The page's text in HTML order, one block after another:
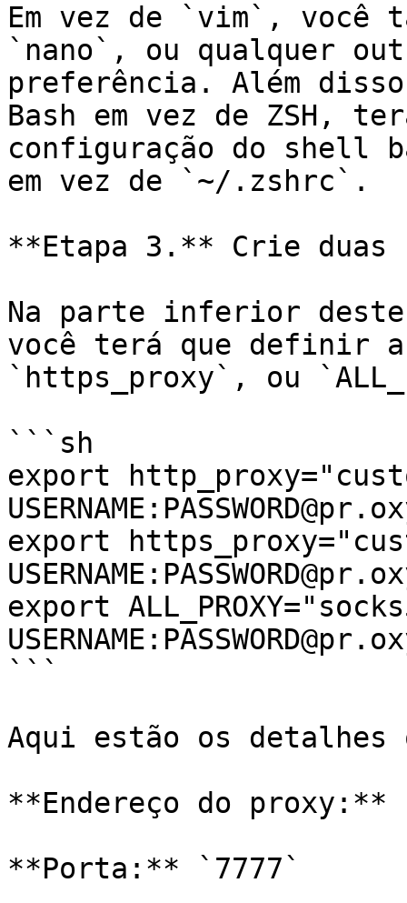
Em vez de `vim`, você
`nano`, ou qualquer
preferência. Além
Bash em vez de ZSH,
configuração do shell
em vez de `~/.zshrc`.
**Etapa 3.** Crie duas
Na parte inferior
você terá que definir
`https_proxy`, ou
```sh
export
export
export
```
Aqui estão os detalhes
**Endereço do
**Porta:** `7777`